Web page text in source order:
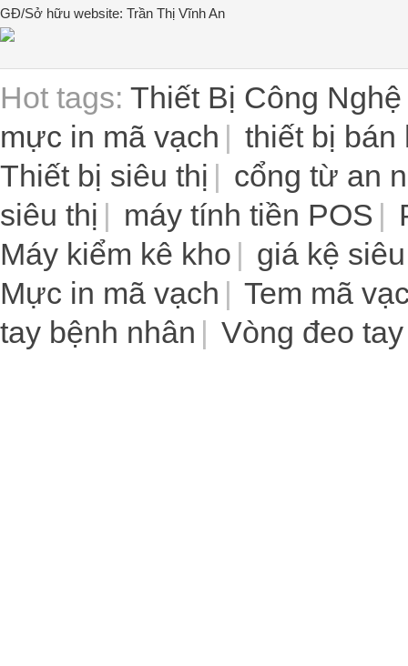
GĐ/Sở hữu website: Trần Thị Vĩnh An
Hot tags: Thiết Bị Công Nghệ
mực in mã vạch
thiết bị bán
Thiết bị siêu thị
cổng từ an
siêu thị
máy tính tiền POS
Máy kiểm kê kho
giá kệ
Mực in mã vạch
Tem mã
tay bệnh nhân
Vòng đeo